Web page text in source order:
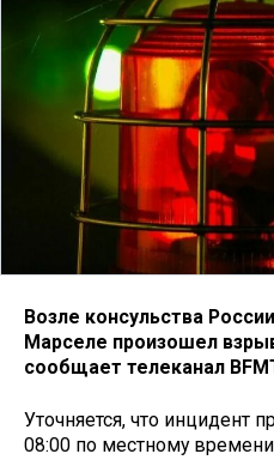
Возле консульства
Марселе произошел
сообщает телеканал
Уточняется, что инцидент
08:00 по местному